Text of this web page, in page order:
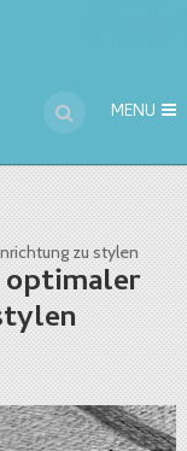
MENU
zu stylen
optimaler